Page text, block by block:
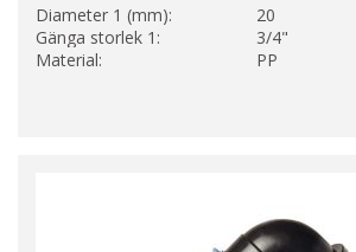
Diameter 1 (mm):
20
Gänga storlek 1:
3/4"
Material:
PP